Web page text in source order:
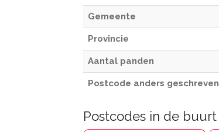
Gemeente
Provincie
Aantal panden
Postcode anders geschreven
Postcodes in de buurt